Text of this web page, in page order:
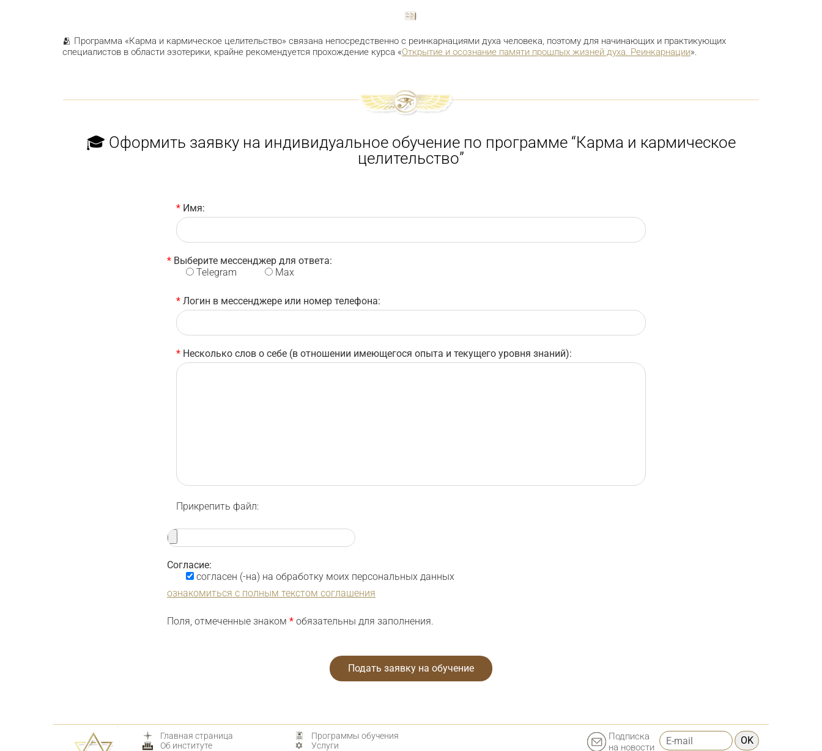
🫂 Программа «Карма и кармическое целительство» связана непосредственно с реинкарнациями духа человека, поэтому для начинающих и практикующих
специалистов в области эзотерики, крайне рекомендуется прохождение курса «Открытие и осознание памяти прошлых жизней духа. Реинкарнации».
🎓 Оформить заявку на индивидуальное обучение по программе “Карма и кармическое
целительство”
* Имя:
* Выберите мессенджер для ответа:
Telegram
Max
* Логин в мессенджере или номер телефона:
* Несколько слов о себе (в отношении имеющегося опыта и текущего уровня знаний):
Прикрепить файл:
Согласие:
согласен (-на) на обработку моих персональных данных
ознакомиться с полным текстом соглашения
Поля, отмеченные знаком * обязательны для заполнения.
Главная страница
Об институте
Программы обучения
Услуги
Подписка
на новости
OK